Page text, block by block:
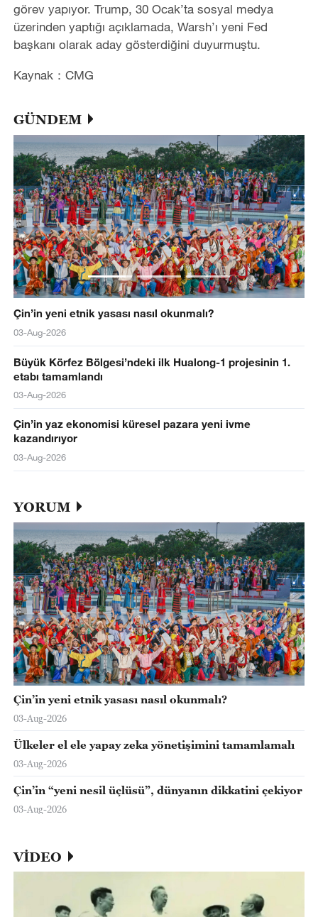
görev yapıyor. Trump, 30 Ocak’ta sosyal medya
üzerinden yaptığı açıklamada, Warsh’ı yeni Fed
başkanı olarak aday gösterdiğini duyurmuştu.
Kaynak：CMG
GÜNDEM
Çin’in yeni etnik yasası nasıl okunmalı?
03-Aug-2026
Büyük Körfez Bölgesi’ndeki ilk Hualong-1 projesinin 1.
etabı tamamlandı
03-Aug-2026
Çin’in yaz ekonomisi küresel pazara yeni ivme
kazandırıyor
03-Aug-2026
YORUM
Çin’in yeni etnik yasası nasıl okunmalı?
03-Aug-2026
Ülkeler el ele yapay zeka yönetişimini tamamlamalı
03-Aug-2026
Çin’in “yeni nesil üçlüsü”, dünyanın dikkatini çekiyor
03-Aug-2026
VİDEO